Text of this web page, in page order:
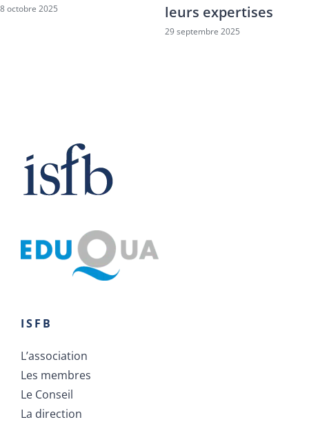
25 septembre 2025
des GFI
15 septembre 2025
ISFB
L’association
Les membres
Le Conseil
La direction